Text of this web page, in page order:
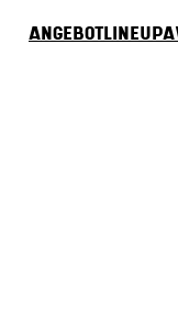
Angebot Lineup